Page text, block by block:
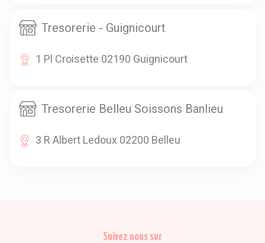
Tresorerie - Guignicourt
1 Pl Croisette 02190 Guignicourt
Tresorerie Belleu Soissons Banlieu
3 R Albert Ledoux 02200 Belleu
Suivez nous sur